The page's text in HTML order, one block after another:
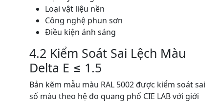
Loại vật liệu nền
Công nghệ phun sơn
Điều kiện ánh sáng
4.2 Kiểm Soát Sai Lệch Màu
Delta E ≤ 1.5
Bản kẽm mẫu màu RAL 5002 được kiểm soát sai
số màu theo hệ đo quang phổ CIE LAB với giới